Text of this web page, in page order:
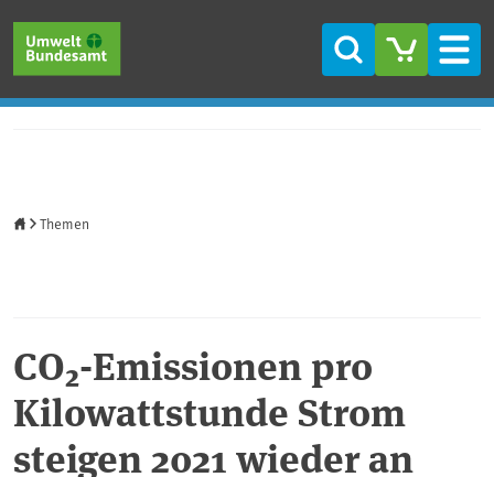
Suche
Themen
CO₂-Emissionen pro
Kilowattstunde Strom
steigen 2021 wieder an